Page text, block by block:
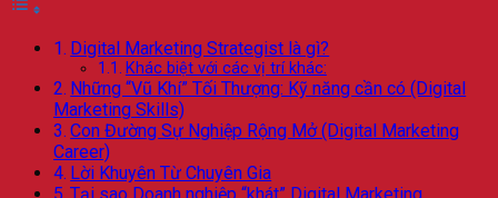
Digital Marketing Strategist là gì?
Khác biệt với các vị trí khác:
Những “Vũ Khí” Tối Thượng: Kỹ năng cần có (Digital
Marketing Skills)
Con Đường Sự Nghiệp Rộng Mở (Digital Marketing
Career)
Lời Khuyên Từ Chuyên Gia